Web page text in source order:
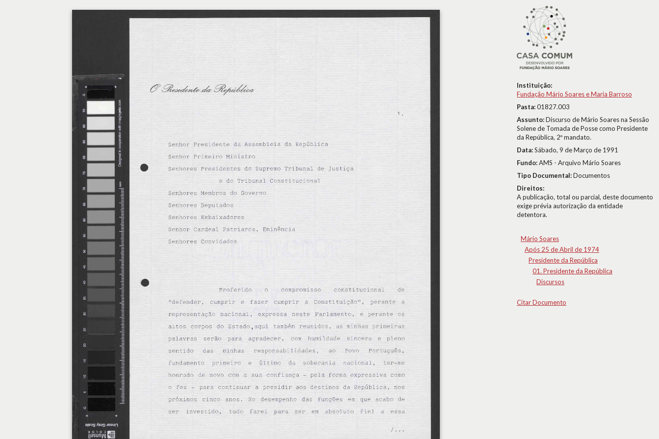
Instituição:
Fundação Mário Soares e Maria Barroso
Pasta:01827.003
Assunto:Discurso de Mário Soares na Sessão
Solene de Tomada de Posse como Presidente
da República, 2º mandato.
Data:Sábado, 9 de Março de 1991
Fundo:AMS - Arquivo Mário Soares
Tipo Documental:Documentos
Direitos:
A publicação, total ou parcial, deste documento
exige prévia autorização da entidade
detentora.
Mário Soares
Após 25 de Abril de 1974
Presidente da República
01. Presidente da República
Discursos
Citar Documento